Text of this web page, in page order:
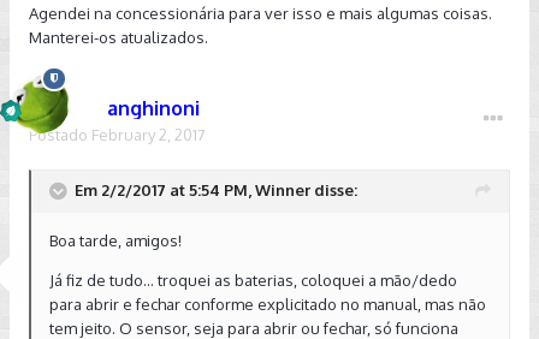
Agendei na concessionária para ver isso e mais algumas coisas.
Manterei-os atualizados.
anghinoni
Postado February 2, 2017
Em 2/2/2017 at 5:54 PM, Winner disse:
Boa tarde, amigos!
Já fiz de tudo... troquei as baterias, coloquei a mão/dedo
para abrir e fechar conforme explicitado no manual, mas não
tem jeito. O sensor, seja para abrir ou fechar, só funciona